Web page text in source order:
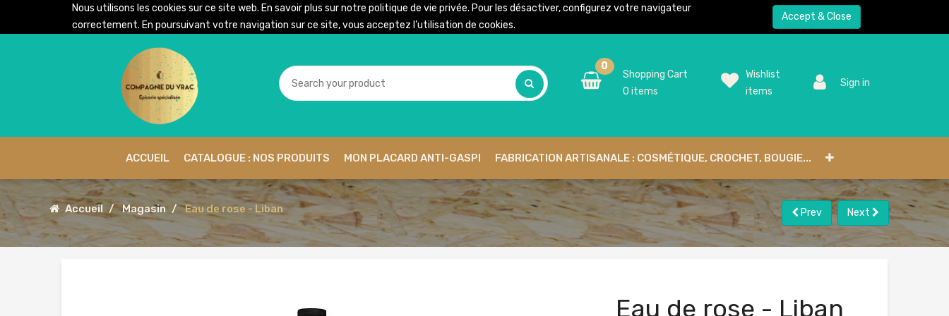
Nous utilisons les cookies sur ce site web. En savoir plus sur notre politique de vie privée. Pour les désactiver, configurez votre navigateur
correctement. En poursuivant votre navigation sur ce site, vous acceptez l’utilisation de cookies.
Accept & Close
0
Shopping Cart
0 items
Wishlist
items
Sign in
ACCUEIL CATALOGUE : NOS PRODUITS MON PLACARD ANTI-GASPI FABRICATION ARTISANALE : COSMÉTIQUE, CROCHET, BOUGIE...
Accueil Magasin Eau de rose - Liban Prev Next
Eau de rose - Liban